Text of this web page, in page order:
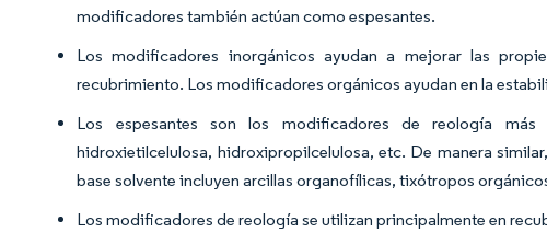
modificadores también actúan como espesantes.
Los modificadores inorgánicos ayudan a mejorar las
recubrimiento. Los modificadores orgánicos ayudan en la
Los espesantes son los modificadores de reología
hidroxietilcelulosa, hidroxipropilcelulosa, etc. De manera
base solvente incluyen arcillas organofílicas, tixótropos
Los modificadores de reología se utilizan principalmente en